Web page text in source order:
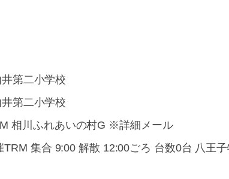
第二小学校
第二小学校
相川ふれあいの村G ※詳細メール
集合 9:00 解散 12:00ごろ 台数0台 八王